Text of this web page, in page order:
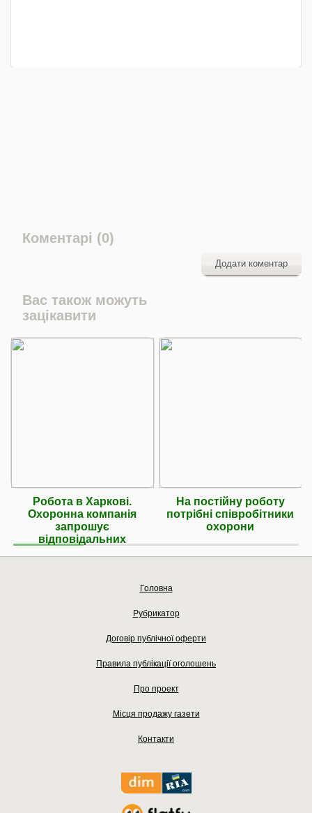
Коментарі (0)
Додати коментар
Вас також можуть
зацікавити
Робота в Харкові.
Охоронна компанія
запрошує
відповідальних
На постійну роботу
потрібні співробітники
охорони
Головна
Рубрикатор
Договір публічної оферти
Правила публікації оголошень
Про проект
Місця продажу газети
Контакти